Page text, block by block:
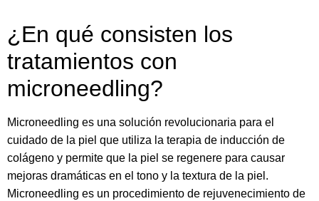
¿En qué consisten los
tratamientos con
microneedling?
Microneedling es una solución revolucionaria para el
cuidado de la piel que utiliza la terapia de inducción de
colágeno y permite que la piel se regenere para causar
mejoras dramáticas en el tono y la textura de la piel.
Microneedling es un procedimiento de rejuvenecimiento de